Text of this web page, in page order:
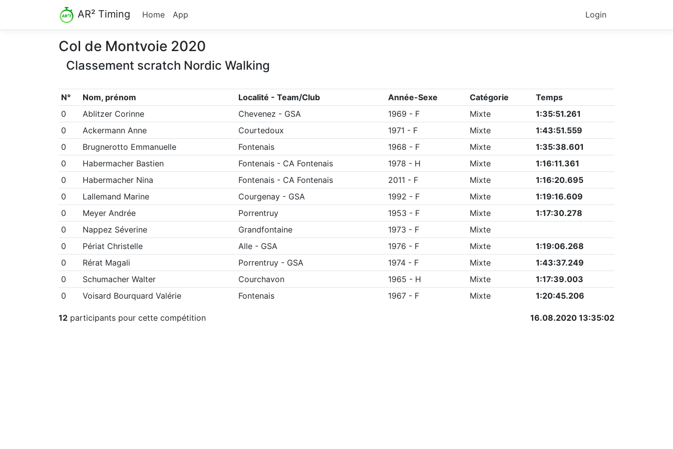
AR² Timing Home App Login
Col de Montvoie 2020
Classement scratch Nordic Walking
N° Nom, prénom Localité - Team/Club Année-Sexe Catégorie
Temps
0
Ablitzer Corinne Chevenez - GSA 1969 - F Mixte
1:35:51.261
0
Ackermann Anne Courtedoux 1971 - F Mixte
1:43:51.559
0
Brugnerotto Emmanuelle Fontenais 1968 - F Mixte
1:35:38.601
0
Habermacher Bastien Fontenais - CA Fontenais 1978 - H Mixte
1:16:11.361
0
Habermacher Nina Fontenais - CA Fontenais 2011 - F Mixte
1:16:20.695
0
Lallemand Marine Courgenay - GSA 1992 - F Mixte
1:19:16.609
0
Meyer Andrée Porrentruy 1953 - F Mixte
1:17:30.278
0
Nappez Séverine Grandfontaine 1973 - F
Mixte
0
Périat Christelle Alle - GSA 1976 - F Mixte
1:19:06.268
0
Rérat Magali Porrentruy - GSA 1974 - F Mixte
1:43:37.249
0
Schumacher Walter Courchavon 1965 - H Mixte
1:17:39.003
0
Voisard Bourquard Valérie Fontenais 1967 - F Mixte 1:20:45.206
12 participants pour cette compétition 16.08.2020 13:35:02